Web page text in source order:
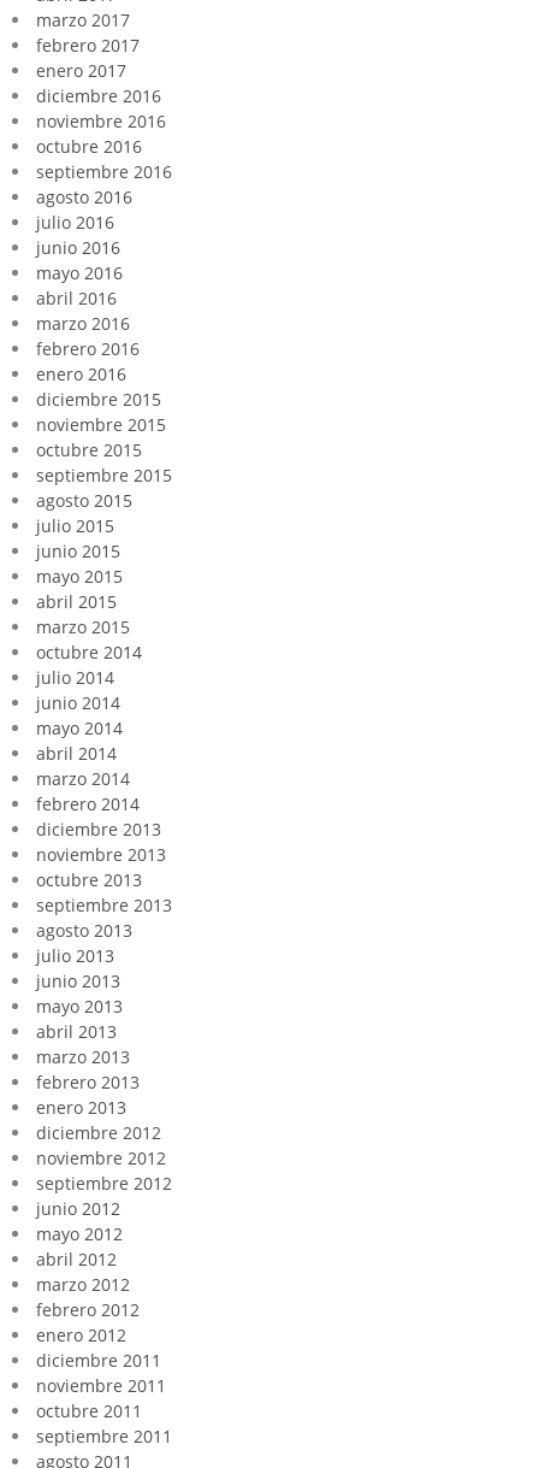
marzo 2017
febrero 2017
enero 2017
diciembre 2016
noviembre 2016
octubre 2016
septiembre 2016
agosto 2016
julio 2016
junio 2016
mayo 2016
abril 2016
marzo 2016
febrero 2016
enero 2016
diciembre 2015
noviembre 2015
octubre 2015
septiembre 2015
agosto 2015
julio 2015
junio 2015
mayo 2015
abril 2015
marzo 2015
octubre 2014
julio 2014
junio 2014
mayo 2014
abril 2014
marzo 2014
febrero 2014
diciembre 2013
noviembre 2013
octubre 2013
septiembre 2013
agosto 2013
julio 2013
junio 2013
mayo 2013
abril 2013
marzo 2013
febrero 2013
enero 2013
diciembre 2012
noviembre 2012
septiembre 2012
junio 2012
mayo 2012
abril 2012
marzo 2012
febrero 2012
enero 2012
diciembre 2011
noviembre 2011
octubre 2011
septiembre 2011
agosto 2011